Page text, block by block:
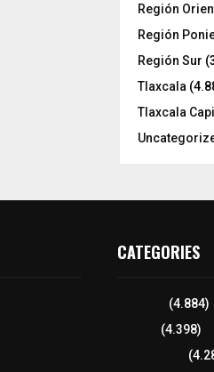
Región
Región
Región Sur
Tlaxcala
Tlaxcala
CATEGORIES
(4.884)
(4.398)